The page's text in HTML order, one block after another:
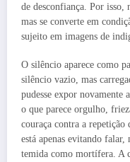
de desconfiança. Por isso,
mas se converte em
sujeito em imagens de
O silêncio aparece como
silêncio vazio, mas
pudesse expor novamente
o que parece orgulho,
couraça contra a repetição
está apenas evitando
temida como mortífera. A